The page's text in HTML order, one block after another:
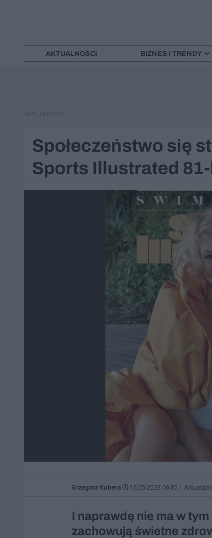
AKTUALNOŚCI BIZNES I TRENDY
Społeczeństwo się
Sports Illustrated
Grzegorz Kubera 16.05.2023 06:05 |
I naprawdę nie ma w tym
zachowują świetne